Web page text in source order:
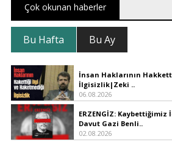
Çok okunan haberler
Bu Hafta Bu Ay
İnsan Haklarının
İlgisizlik|Zeki ..
06.08.2026
ERZENGİZ: Kaybettiğimiz
Davut Gazi Benli..
02.08.2026